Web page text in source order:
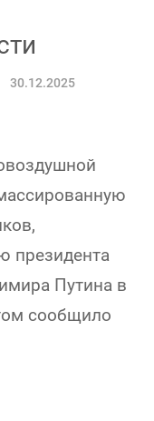
30.12.2025
президента
Путина в
сообщило